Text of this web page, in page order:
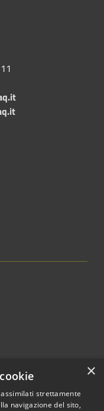
×
strettamente
navigazione del sito,